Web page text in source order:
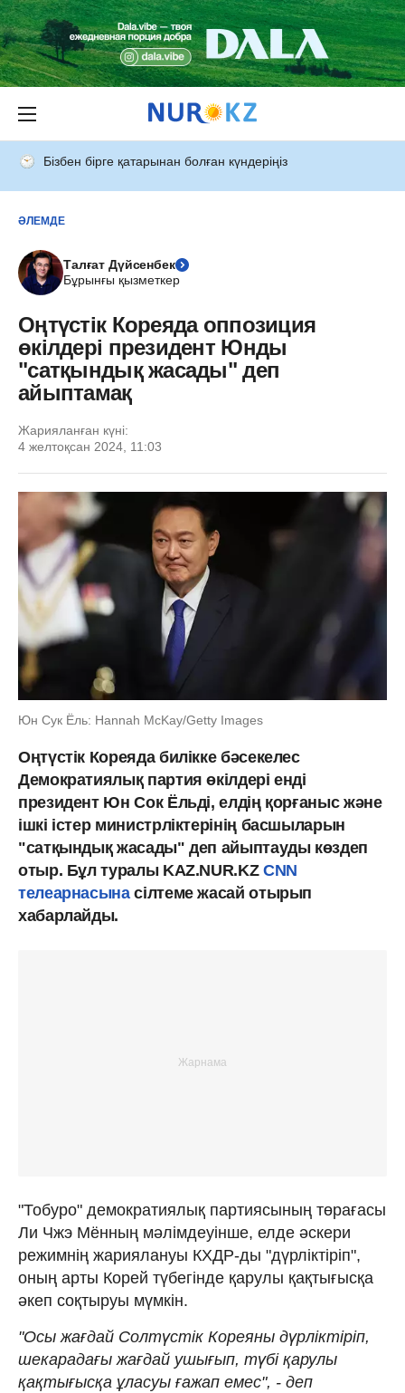
Бізбен бірге қатарынан болған күндеріңіз
ӘЛЕМДЕ
Талғат Дүйсенбек
Бұрынғы қызметкер
Оңтүстік Кореяда оппозиция
өкілдері президент Юнды
"сатқындық жасады" деп
айыптамақ
Жарияланған күні:
4 желтоқсан 2024, 11:03
Юн Сук Ёль: Hannah McKay/Getty Images
Оңтүстік Кореяда билікке бәсекелес
Демократиялық партия өкілдері енді
президент Юн Сок Ёльді, елдің қорғаныс және
ішкі істер министрліктерінің басшыларын
"сатқындық жасады" деп айыптауды көздеп
отыр. Бұл туралы KAZ.NUR.KZ CNN
телеарнасынасілтеме жасай отырып
хабарлайды.
"Тобуро" демократиялық партиясының төрағасы
Ли Чжэ Мённың мәлімдеуінше, елде әскери
режимнің жариялануы КХДР-ды "дүрліктіріп",
оның арты Корей түбегінде қарулы қақтығысқа
әкеп соқтыруы мүмкін.
"Осы жағдай Солтүстік Кореяны дүрліктіріп,
шекарадағы жағдай ушығып, түбі қарулы
қақтығысқа ұласуы ғажап емес", - деп